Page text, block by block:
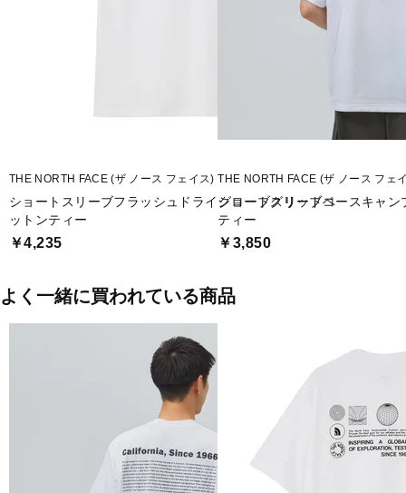
※ブラウザやお使いのモニター環境により、掲載画像と実際の商品の
THE NORTH FACE (ザ ノース フェイス)
ショートスリーブフラッシュドライグローブグリッドコ
ットンティー
￥4,235
THE NORTH FACE (ザ ノース フェ
ショートスリーブベースキャ
ティー
￥3,850
よく一緒に買われている商品